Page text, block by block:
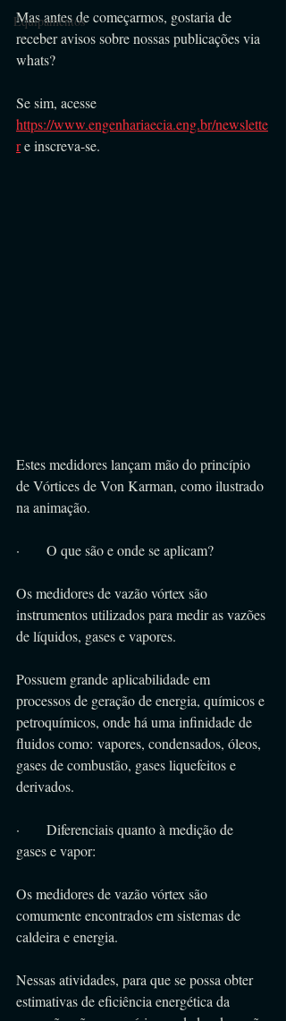
Equipamentos
Mas antes de começarmos, gostaria de
receber avisos sobre nossas publicações via
whats?
Se sim, acesse
https://www.engenhariaecia.eng.br/newslette
r e inscreva-se.
Estes medidores lançam mão do princípio
de Vórtices de Von Karman, como ilustrado
na animação.
·      O que são e onde se aplicam?
Os medidores de vazão vórtex são
instrumentos utilizados para medir as vazões
de líquidos, gases e vapores.
Possuem grande aplicabilidade em
processos de geração de energia, químicos e
petroquímicos, onde há uma infinidade de
fluidos como: vapores, condensados, óleos,
gases de combustão, gases liquefeitos e
derivados.
·      Diferenciais quanto à medição de
gases e vapor:
Os medidores de vazão vórtex são
comumente encontrados em sistemas de
caldeira e energia.
Nessas atividades, para que se possa obter
estimativas de eficiência energética da